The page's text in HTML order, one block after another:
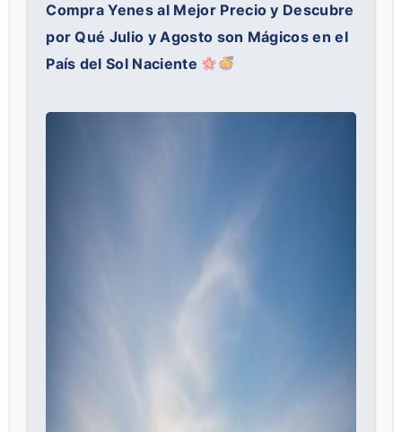
Compra Yenes al Mejor Precio y Descubre
por Qué Julio y Agosto son Mágicos en el
País del Sol Naciente